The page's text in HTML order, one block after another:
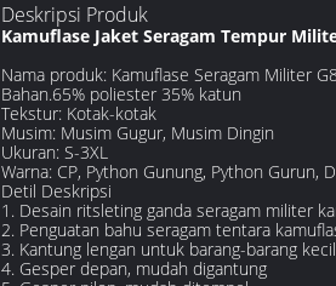
Deskripsi Produk
Kamuflase Jaket Seragam Tempur
Nama produk: Kamuflase Seragam Militer G8
Bahan.65% poliester 35% katun
Tekstur: Kotak-kotak
Musim: Musim Gugur, Musim Dingin
Ukuran: S-3XL
Warna: CP, Python Gunung, Python Gurun,
Detil Deskripsi
1. Desain ritsleting ganda seragam militer
2. Penguatan bahu seragam tentara
3. Kantung lengan untuk barang-barang kecil
4. Gesper depan, mudah digantung